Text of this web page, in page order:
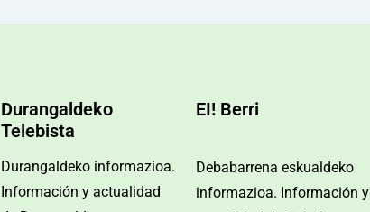
Durangaldeko
Telebista
Durangaldeko informazioa.
Información y actualidad
EI! Berri
Debabarrena eskualdeko
informazioa. Información y